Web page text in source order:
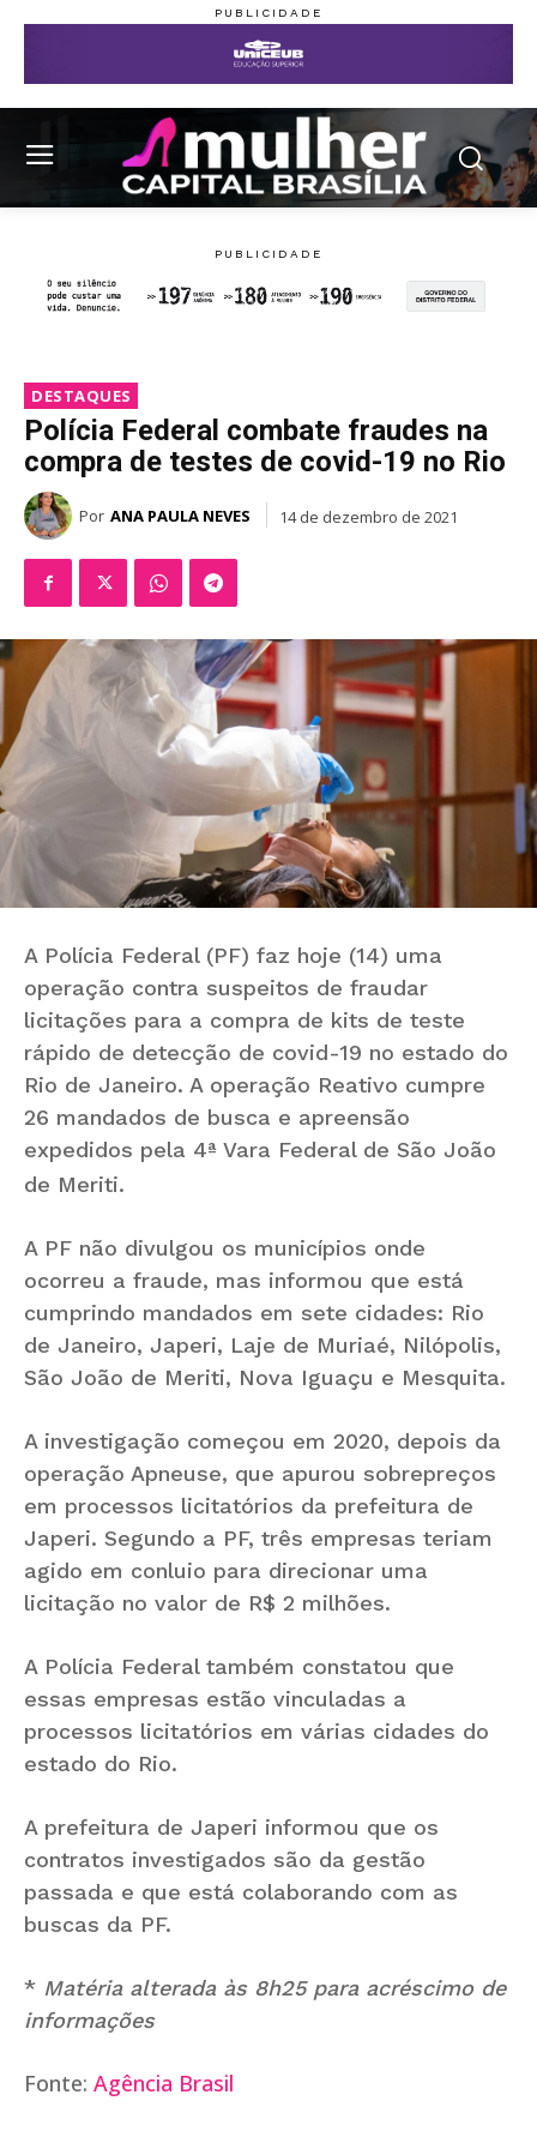
DESTAQUES
Polícia Federal combate fraudes na
compra de testes de covid-19 no Rio
Por ANA PAULA NEVES 14 de dezembro de 2021
A Polícia Federal (PF) faz hoje (14) uma
operação contra suspeitos de fraudar
licitações para a compra de kits de teste
rápido de detecção de covid-19 no estado do
Rio de Janeiro. A operação Reativo cumpre
26 mandados de busca e apreensão
expedidos pela 4ª Vara Federal de São João
de Meriti.
A PF não divulgou os municípios onde
ocorreu a fraude, mas informou que está
cumprindo mandados em sete cidades: Rio
de Janeiro, Japeri, Laje de Muriaé, Nilópolis,
São João de Meriti, Nova Iguaçu e Mesquita.
A investigação começou em 2020, depois da
operação Apneuse, que apurou sobrepreços
em processos licitatórios da prefeitura de
Japeri. Segundo a PF, três empresas teriam
agido em conluio para direcionar uma
licitação no valor de R$ 2 milhões.
A Polícia Federal também constatou que
essas empresas estão vinculadas a
processos licitatórios em várias cidades do
estado do Rio.
A prefeitura de Japeri informou que os
contratos investigados são da gestão
passada e que está colaborando com as
buscas da PF.
* Matéria alterada às 8h25 para acréscimo de
informações
Fonte: Agência Brasil